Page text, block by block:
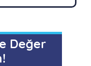
Değer